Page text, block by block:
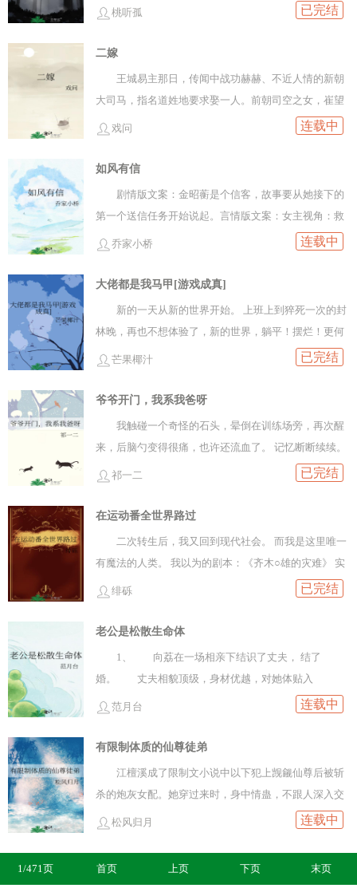
真实身份，还会逐渐遗失所有情感，直至彻底死亡。 计
桃听孤 已完结
二嫁
王城易主那日，传闻中战功赫赫、不近人情的新朝
大司马，指名道姓地要求娶一人。前朝司空之女，崔望
舒。只是崔望舒早已是有夫之妇。她听闻后只觉此事荒
乱被迫分离，若得将军垂怜，望即刻动身前往江左，与
夫君家人团聚。她没有等来回信，等到的是大司马亲自
登门拜访。对方有着一双她再熟悉不过的异瞳，只不过
昔日身边的马奴，如今已是位极人臣的朝廷新贵。男人
看着她，语气不容抗拒，“你夫君昔日遣人杀我，他欠我
在江左生死不明……”“谁说……”“生死不明，那便是死
了。”“………………”·崔望舒只当他想折辱自己以报旧
仇，成亲后的某一日，终是忍不住问道：“大司马这般折
了唇。“哪般？这般？”对方眸底翻涌着某种炙热而隐忍
的情绪，哑了嗓音道：“阿昭觉得我现在也是在‘折辱
\\’你吗？”男人的气息拂过颈侧，令崔望舒想起许多个耳
鬓厮磨的夜晚，不由得红了脸，想挣脱却被那人扣进怀
马伏渊以铁血手腕、治军严明著称。平生最荒唐之事莫
自抑。这些年，他屡立战功，从一个羯胡奴隶到权倾朝
她的身影。求不得，放不下……这一次，说他卑劣也
好，下作也罢。他定要将这轮明月留住。注：1.男主胡
汉混血，但完全汉化，男c，新朝是汉人政/权2.女主对
前夫没有（正向的）感情，感情线应该算1v1吧，he3.架
戏问 连载中
如风有信
剧情版文案：金昭蘅是个信客，故事要从她接下的
第一个送信任务开始说起。言情版文案：女主视角：救
风尘男主视角：巧取豪夺ps:先写这个中短篇，十几万
鸽》前传，衍生番外篇。不是日更。
乔家小桥 连载中
大佬都是我马甲[游戏成真]
新的一天从新的世界开始。 上班上到猝死一次的封
林晚，再也不想体验了，新的世界，躺平！摆烂！更何
况这个世界，还有新的游戏！ 《无限副本》内测单机，
芒果椰汁 已完结
爷爷开门，我系我爸呀
我触碰一个奇怪的石头，晕倒在训练场旁，再次醒
来，后脑勺变得很痛，也许还流血了。 记忆断断续续。
看着面前金发青年，我不知为何有几分好感，依稀记
“爸爸！”
祁一二 已完结
在运动番全世界路过
二次转生后，我又回到现代社会。 而我是这里唯一
有魔法的人类。 我以为的剧本：《齐木○雄的灾难》 实
际上的剧本：《约会大○战》 被开朗的紫发小猫碰瓷，
绯砾 已完结
老公是松散生命体
1、 向荔在一场相亲下结识了丈夫， 结了
婚。 丈夫相貌顶级，身材优越，对她体贴入
微。 奇怪的是，和丈夫结婚后，向荔身边的烂桃花
也很奇怪。 她去医院看病，年轻帅气的医生目光很
直白，炙热而贪婪的视线不断骚扰她。 她回去告诉
丈夫，丈夫却不以为意，说是她想多了。 她被新来
的上司偷亲了，气愤地报了警，丈夫却偷偷在私底下和
她的上司达成了和解。 向荔气得要离婚，丈夫不同
意，反而叫来了很多人。 向荔被一群形象各异的男
人围住，丈夫搂着她，告诉她：“向荔，这些人都是你丈
范月台 连载中
有限制体质的仙尊徒弟
江檀溪成了限制文小说中以下犯上觊觎仙尊后被斩
杀的炮灰女配。她穿过来时，身中情蛊，不跟人深入交
流就会死。感受着自己体内情欲翻涌，江檀溪选择用术
松风归月 连载中
1/471页 首页 上页 下页 末页